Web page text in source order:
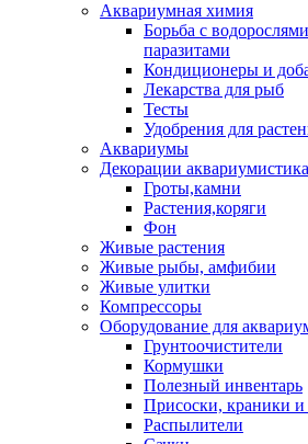
Аквариумная химия
Борьба с
паразитами
Кондиционеры и
Лекарства для рыб
Тесты
Удобрения для
Аквариумы
Декорации аквариумистика
Гроты,камни
Растения,коряги
Фон
Живые растения
Живые рыбы, амфибии
Живые улитки
Компрессоры
Оборудование для
Грунтоочистители
Кормушки
Полезный инвентарь
Присоски, краники
Распылители